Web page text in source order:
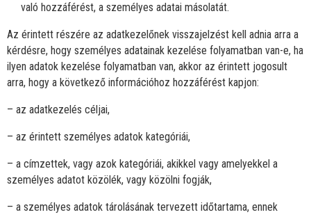
való hozzáférést, a személyes adatai másolatát.
Az érintett részére az adatkezelőnek visszajelzést kell adnia arra a
kérdésre, hogy személyes adatainak kezelése folyamatban van-e, ha
ilyen adatok kezelése folyamatban van, akkor az érintett jogosult
arra, hogy a következő információhoz hozzáférést kapjon:
– az adatkezelés céljai,
– az érintett személyes adatok kategóriái,
– a címzettek, vagy azok kategóriái, akikkel vagy amelyekkel a
személyes adatot közölék, vagy közölni fogják,
– a személyes adatok tárolásának tervezett időtartama, ennek